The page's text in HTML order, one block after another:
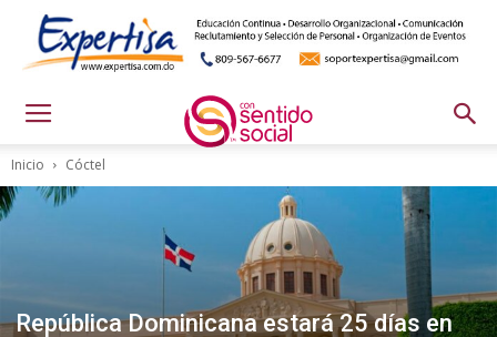
Inicio Cóctel
República Dominicana estará 25 días en